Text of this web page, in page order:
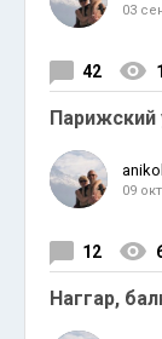
03
42
Парижский
09
12
Наггар,